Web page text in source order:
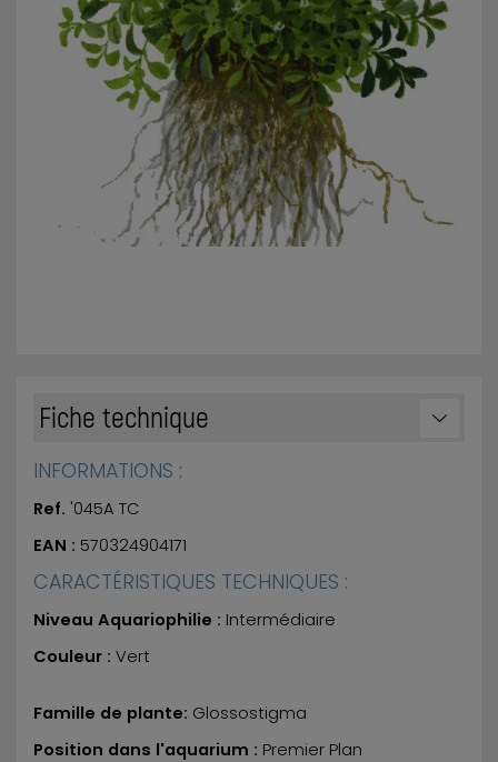
Fiche technique
INFORMATIONS :
Ref. '045A TC
EAN : 570324904171
CARACTÉRISTIQUES TECHNIQUES :
Niveau Aquariophilie : Intermédiaire
Couleur : Vert
Famille de plante: Glossostigma
Position dans l'aquarium : Premier Plan